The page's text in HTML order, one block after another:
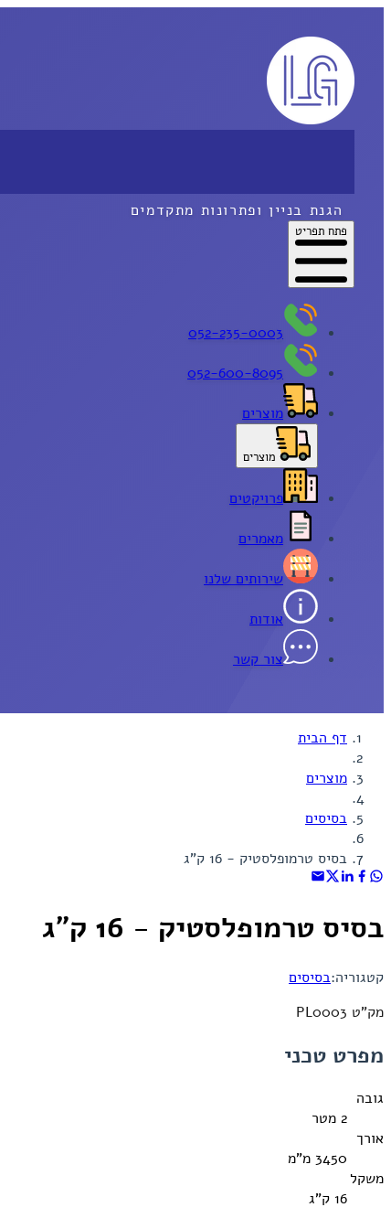
הגנת בניין ופתרונות מתקדמים
פתח תפריט
052-235-0003
052-600-8095
מוצרים
מוצרים
פרויקטים
מאמרים
שירותים שלנו
אודות
צור קשר
דף הבית
מוצרים
בסיסים
בסיס טרמופלסטיק - 16 ק"ג
בסיס טרמופלסטיק - 16 ק"ג
קטגוריה:בסיסים
מק"ט PL0003
מפרט טכני
גובה
2 מטר
אורך
3450 מ"מ
משקל
16 ק"ג